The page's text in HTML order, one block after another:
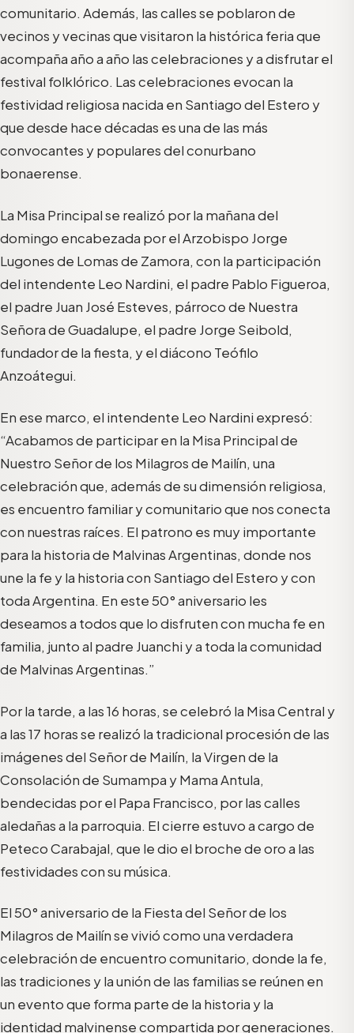
comunitario. Además, las calles se poblaron de
vecinos y vecinas que visitaron la histórica feria que
acompaña año a año las celebraciones y a disfrutar el
festival folklórico. Las celebraciones evocan la
festividad religiosa nacida en Santiago del Estero y
que desde hace décadas es una de las más
convocantes y populares del conurbano
bonaerense.
La Misa Principal se realizó por la mañana del
domingo encabezada por el Arzobispo Jorge
Lugones de Lomas de Zamora, con la participación
del intendente Leo Nardini, el padre Pablo Figueroa,
el padre Juan José Esteves, párroco de Nuestra
Señora de Guadalupe, el padre Jorge Seibold,
fundador de la fiesta, y el diácono Teófilo
Anzoátegui.
En ese marco, el intendente Leo Nardini expresó:
“Acabamos de participar en la Misa Principal de
Nuestro Señor de los Milagros de Mailín, una
celebración que, además de su dimensión religiosa,
es encuentro familiar y comunitario que nos conecta
con nuestras raíces. El patrono es muy importante
para la historia de Malvinas Argentinas, donde nos
une la fe y la historia con Santiago del Estero y con
toda Argentina. En este 50° aniversario les
deseamos a todos que lo disfruten con mucha fe en
familia, junto al padre Juanchi y a toda la comunidad
de Malvinas Argentinas.”
Por la tarde, a las 16 horas, se celebró la Misa Central y
a las 17 horas se realizó la tradicional procesión de las
imágenes del Señor de Mailín, la Virgen de la
Consolación de Sumampa y Mama Antula,
bendecidas por el Papa Francisco, por las calles
aledañas a la parroquia. El cierre estuvo a cargo de
Peteco Carabajal, que le dio el broche de oro a las
festividades con su música.
El 50° aniversario de la Fiesta del Señor de los
Milagros de Mailín se vivió como una verdadera
celebración de encuentro comunitario, donde la fe,
las tradiciones y la unión de las familias se reúnen en
un evento que forma parte de la historia y la
identidad malvinense compartida por generaciones.